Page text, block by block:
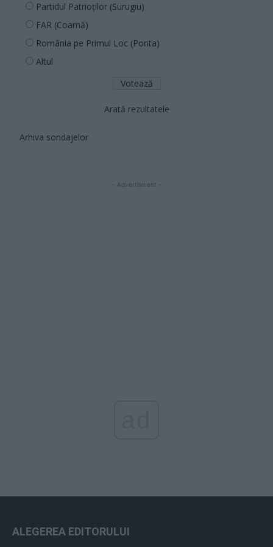
Partidul Patrioților (Surugiu)
FAR (Coarnă)
România pe Primul Loc (Ponta)
Altul
Arată rezultatele
Arhiva sondajelor
- Advertisment -
ALEGEREA EDITORULUI